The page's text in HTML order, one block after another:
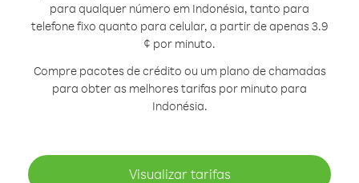
para qualquer número em Indonésia, tanto para
telefone fixo quanto para celular, a partir de apenas 3.9
¢ por minuto.
Compre pacotes de crédito ou um plano de chamadas
para obter as melhores tarifas por minuto para
Indonésia.
Visualizar tarifas